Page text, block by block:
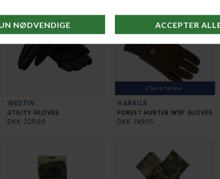
WESTIN
UTILITY GLOVES
DKK 329,00
Flere farver
HÄRKILA
FOREST HUNTER WSP GLOVES
DKK 749,95